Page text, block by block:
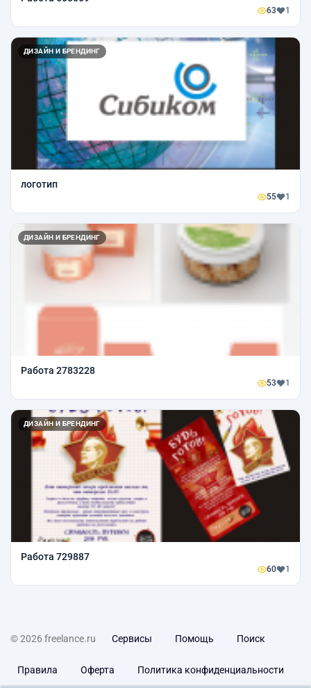
63 1
ДИЗАЙН И БРЕНДИНГ
логотип
55 1
ДИЗАЙН И БРЕНДИНГ
Работа 2783228
53 1
ДИЗАЙН И БРЕНДИНГ
Работа 729887
60 1
© 2026 freelance.ru Сервисы Помощь Поиск
Правила Оферта Политика конфиденциальности